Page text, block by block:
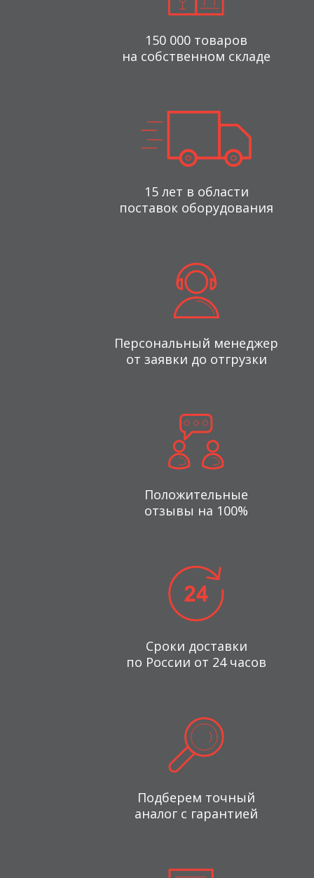
150 000 товаров
на собственном складе
15 лет в области
поставок оборудования
Персональный менеджер
от заявки до отгрузки
Положительные
отзывы на 100%
Сроки доставки
по России от 24 часов
Подберем точный
аналог с гарантией